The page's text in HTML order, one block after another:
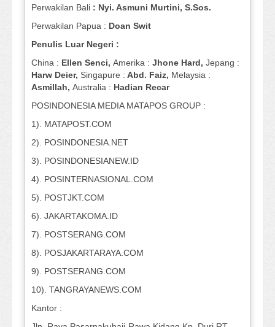
Perwakilan Bali : Nyi. Asmuni Murtini, S.Sos.
Perwakilan Papua : Doan Swit
Penulis Luar Negeri :
China : Ellen Senci, Amerika : Jhone Hard, Jepang :
Harw Deier, Singapure : Abd. Faiz, Melaysia :
Asmillah, Australia : Hadian Recar
POSINDONESIA MEDIA MATAPOS GROUP :
1). MATAPOST.COM
2). POSINDONESIA.NET
3). POSINDONESIANEW.ID
4). POSINTERNASIONAL.COM
5). POSTJKT.COM
6). JAKARTAKOMA.ID
7). POSTSERANG.COM
8). POSJAKARTARAYA.COM
9). POSTSERANG.COM
10). TANGRAYANEWS.COM
Kantor :